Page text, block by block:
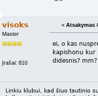
visoks
Master
Įrašai: 810
« Atsakymas
ei, o kas
kapishonu kur
didesnis? mm?
Linkiu klubui, kad šiuo tautinio